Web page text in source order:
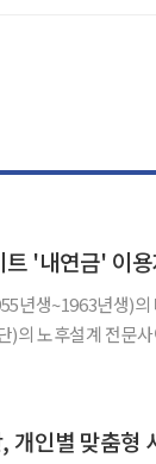
트 '내연금' 이
년생~1963년생)
후설계 전문사이트에 대
개인별 맞춤형